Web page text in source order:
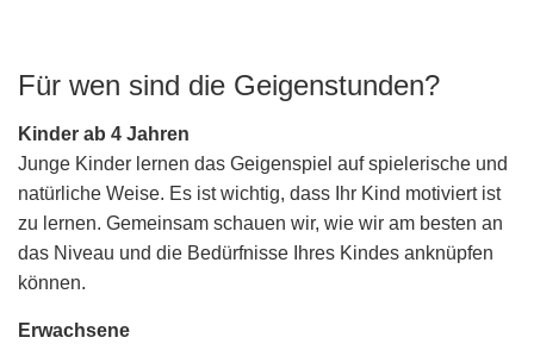
Für wen sind die Geigenstunden?
Kinder ab 4 Jahren
Junge Kinder lernen das Geigenspiel auf spielerische und
natürliche Weise. Es ist wichtig, dass Ihr Kind motiviert ist
zu lernen. Gemeinsam schauen wir, wie wir am besten an
das Niveau und die Bedürfnisse Ihres Kindes anknüpfen
können.
Erwachsene